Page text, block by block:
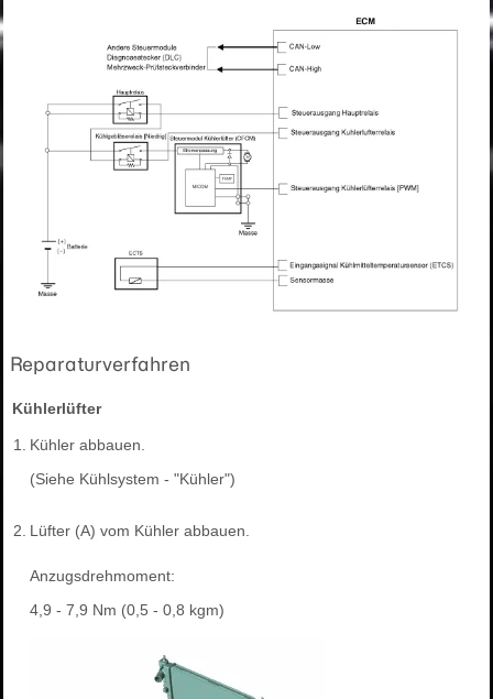
Reparaturverfahren
Kühlerlüfter
1.
Kühler abbauen.
(Siehe Kühlsystem - "Kühler")
2. Lüfter (A) vom Kühler abbauen.
Anzugsdrehmoment:
4,9 - 7,9 Nm (0,5 - 0,8 kgm)